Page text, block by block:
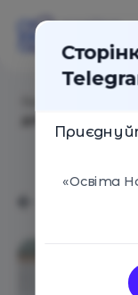
«Освіта